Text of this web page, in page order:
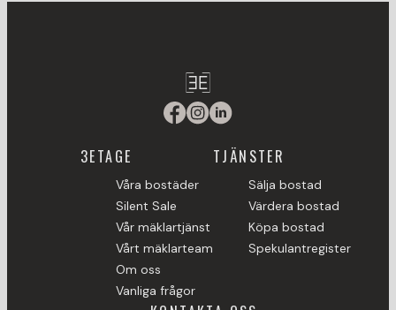
3ETAGE
Våra bostäder
Silent Sale
Vår mäklartjänst
Vårt mäklarteam
Om oss
Vanliga frågor
TJÄNSTER
Sälja bostad
Värdera bostad
Köpa bostad
Spekulantregister